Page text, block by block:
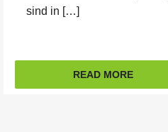
sind in […]
READ MORE